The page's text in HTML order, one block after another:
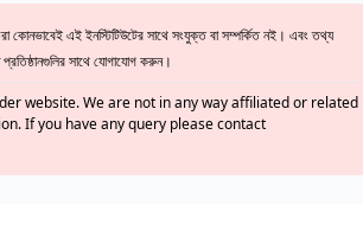
এই ইনস্টিটিউটের সাথে সংযুক্ত বা সম্পর্কিত নই। এবং তথ্য
সাথে যোগাযোগ করুন।
website. We are not in any way affiliated or related
If you have any query please contact